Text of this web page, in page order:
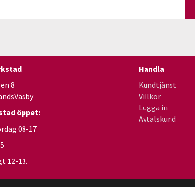
8
öppet:
08-17
12-13.
Handla
Kundtjänst
Villkor
Logga in
Avtalskund